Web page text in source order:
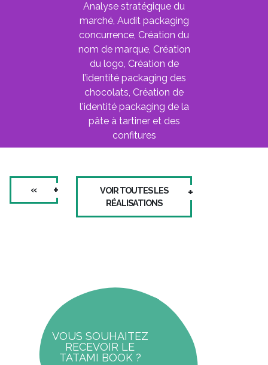
Analyse stratégique du
marché, Audit packaging
concurrence, Création du
nom de marque, Création
du logo, Création de
l’identité packaging des
chocolats, Création de
l'identité packaging de la
pâte à tartiner et des
confitures
«
VOIR TOUTES LES
RÉALISATIONS
VOUS SOUHAITEZ
RECEVOIR LE
TATAMI BOOK ?